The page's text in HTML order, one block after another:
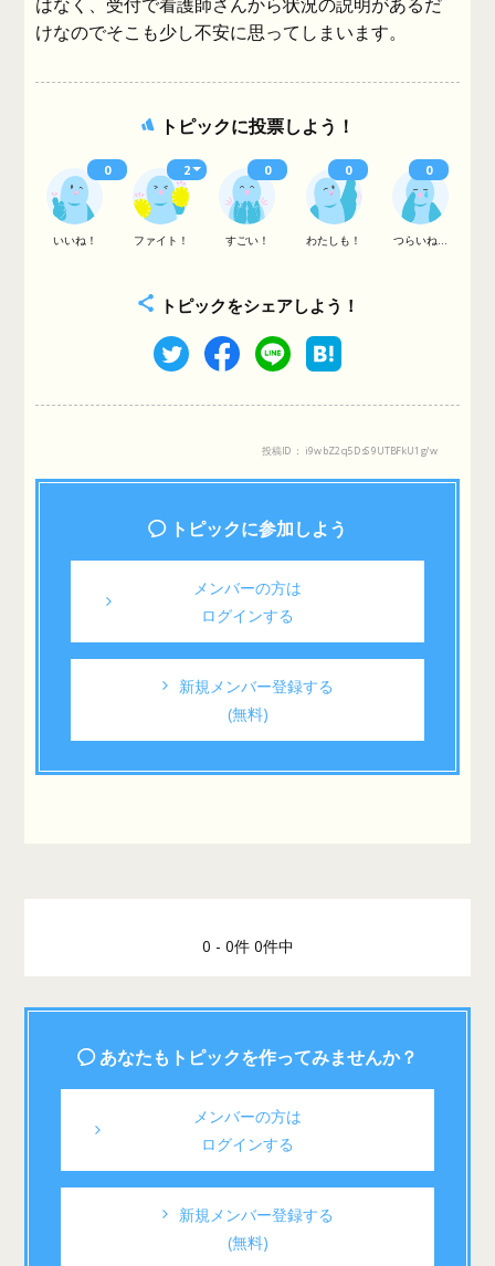
けなのでそこも少し不安に思ってしまいます。
トピックに投票しよう！
いいね！ ファイト！ すごい！ わたしも！ つらいね...
0 2 0 0 0
トピックをシェアしよう！
投稿ID： i9wbZ2q5DsS9UTBFkU1g/w
トピックに参加しよう
メンバーの方は
ログインする
新規メンバー登録する
(無料)
0 - 0件 0件中
あなたもトピックを作ってみませんか？
メンバーの方は
ログインする
新規メンバー登録する
(無料)